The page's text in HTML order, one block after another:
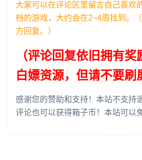
大家可以在评论区里留言自己喜欢
档的游戏，大约会在2~4周找到。
方回复。）
（评论回复依旧拥有
白嫖资源，但请不要刷
感谢您的赞助和支持！本站不支持
评论也可以获得箱子币！本站可以